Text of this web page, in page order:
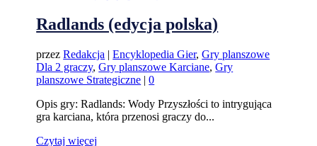
Radlands (edycja polska)
przezRedakcja |Encyklopedia Gier,Gry planszowe
Dla 2 graczy,Gry planszowe Karciane,Gry
planszowe Strategiczne |0
Opis gry: Radlands: Wody Przyszłości to intrygująca
gra karciana, która przenosi graczy do...
Czytaj więcej